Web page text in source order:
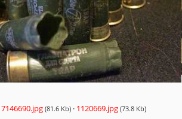
7146690.jpg (81.6 Kb) · 1120669.jpg (73.8 Kb)